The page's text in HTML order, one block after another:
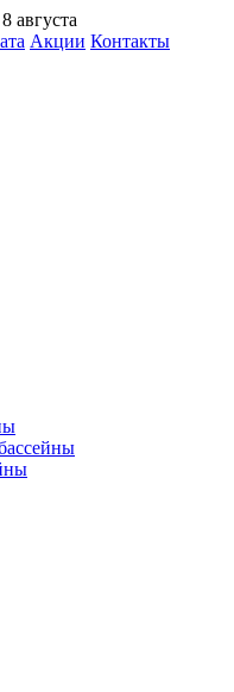
8 августа
Акции Контакты